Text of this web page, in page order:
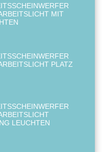
MIT
PLATZ
LEUCHTEN